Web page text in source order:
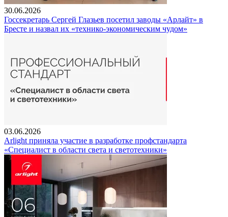
30.06.2026
Госсекретарь Сергей Глазьев посетил заводы «Арлайт» в
Бресте и назвал их «технико-экономическим чудом»
03.06.2026
Arlight приняла участие в разработке профстандарта
«Специалист в области света и светотехники»